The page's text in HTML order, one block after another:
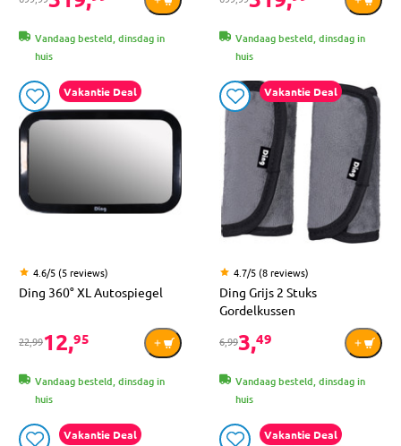
Vandaag besteld, dinsdag in
huis
Vandaag besteld, dinsdag in
huis
Vakantie Deal
4.6/5 (5 reviews)
Ding 360° XL Autospiegel
22,9912,95
Vandaag besteld, dinsdag in
huis
Vakantie Deal
4.7/5 (8 reviews)
Ding Grijs 2 Stuks
Gordelkussen
6,993,49
Vandaag besteld, dinsdag in
huis
Vakantie Deal Vakantie Deal